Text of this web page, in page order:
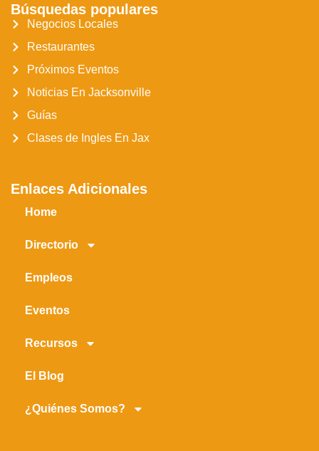
Búsquedas populares
Negocios Locales
Restaurantes
Próximos Eventos
Noticias En Jacksonville
Guías
Clases de Ingles En Jax
Enlaces Adicionales
Home
Directorio
Empleos
Eventos
Recursos
El Blog
¿Quiénes Somos?